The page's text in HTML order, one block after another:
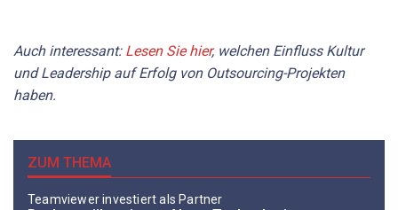
Auch interessant: Lesen Sie hier, welchen Einfluss Kultur
und Leadership auf Erfolg von Outsourcing-Projekten
haben.
ZUM THEMA
Teamviewer investiert als Partner